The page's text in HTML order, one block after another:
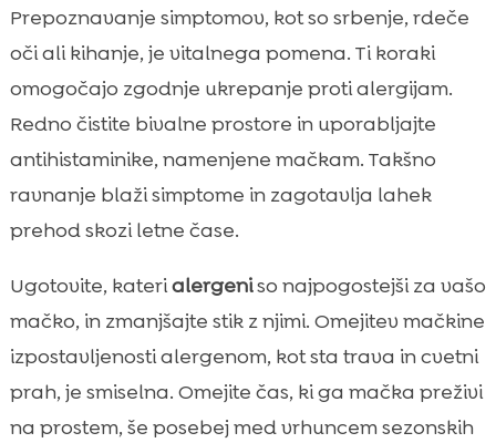
Prepoznavanje simptomov, kot so srbenje, rdeče
oči ali kihanje, je vitalnega pomena. Ti koraki
omogočajo zgodnje ukrepanje proti alergijam.
Redno čistite bivalne prostore in uporabljajte
antihistaminike, namenjene mačkam. Takšno
ravnanje blaži simptome in zagotavlja lahek
prehod skozi letne čase.
Ugotovite, katerialergeniso najpogostejši za vašo
mačko, in zmanjšajte stik z njimi. Omejitev mačkine
izpostavljenosti alergenom, kot sta trava in cvetni
prah, je smiselna. Omejite čas, ki ga mačka preživi
na prostem, še posebej med vrhuncem sezonskih